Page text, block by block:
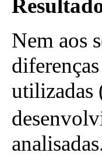
Nem aos
utilizadas